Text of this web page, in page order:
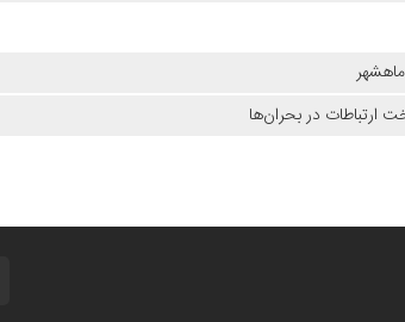
ارتباطات در بحران‌ها